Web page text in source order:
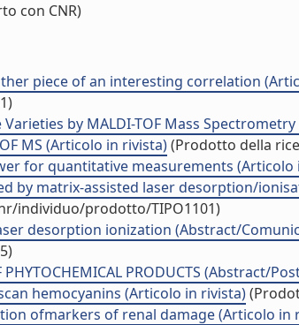
con CNR)
piece of an interesting correlation
by MALDI-TOF Mass
MS (Articolo in rivista)(Prodotto della
for quantitative measurements (Articolo
by matrix-assisted laser desorption/
individuo/prodotto/TIPO1101)
desorption ionization (Abstract/
PHYTOCHEMICAL PRODUCTS (Abstract/
hemocyanins (Articolo in rivista)
ofmarkers of renal damage (Articolo in